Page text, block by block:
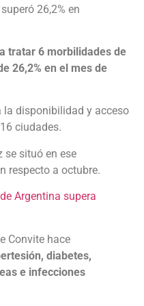
26,2% en
tratar 6 morbilidades de
26,2% en el mes de
la disponibilidad y acceso
ciudades.
se situó en ese
respecto a octubre.
Argentina supera
Convite hace
diabetes,
e infecciones